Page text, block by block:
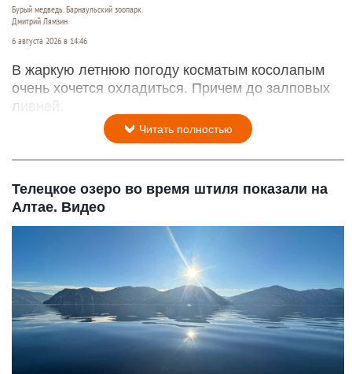
Бурый медведь. Барнаульский зоопарк.
Дмитрий Лямзин
6 августа 2026 в 14:46
В жаркую летнюю погоду косматым косолапым
очень хочется охладиться. Причем до залповых
ливней.
Читать полностью
Телецкое озеро во время штиля показали на
Алтае. Видео